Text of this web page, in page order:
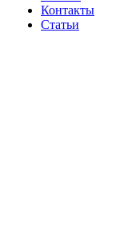
Контакты
Статьи